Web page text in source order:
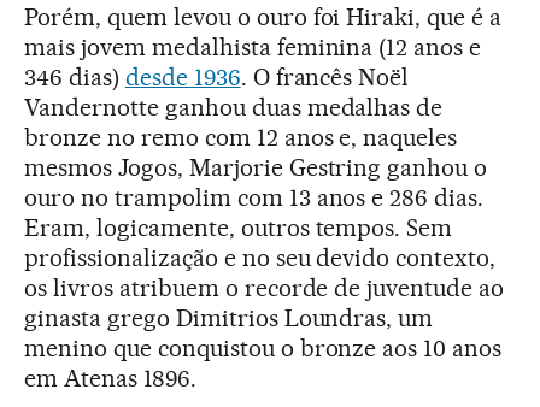
Porém, quem levou o ouro foi Hiraki, que é a
mais jovem medalhista feminina (12 anos e
346 dias) desde 1936. O francês Noël
Vandernotte ganhou duas medalhas de
bronze no remo com 12 anos e, naqueles
mesmos Jogos, Marjorie Gestring ganhou o
ouro no trampolim com 13 anos e 286 dias.
Eram, logicamente, outros tempos. Sem
profissionalização e no seu devido contexto,
os livros atribuem o recorde de juventude ao
ginasta grego Dimitrios Loundras, um
menino que conquistou o bronze aos 10 anos
em Atenas 1896.